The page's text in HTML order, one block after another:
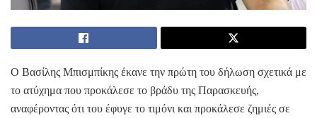
Ο Βασίλης Μπισμπίκης έκανε την πρώτη του δήλωση σχετικά με
το ατύχημα που προκάλεσε το βράδυ της Παρασκευής,
αναφέροντας ότι του έφυγε το τιμόνι και προκάλεσε ζημιές σε